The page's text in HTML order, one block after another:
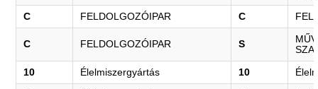
C FELDOLGOZÓIPAR C
C FELDOLGOZÓIPAR S
10 Élelmiszergyártás 10